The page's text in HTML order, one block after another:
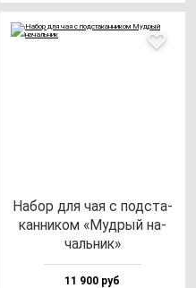
Набор для чая с под­ста­
кан­ни­ком «Муд­рый на­
чаль­ник»
11 900 руб